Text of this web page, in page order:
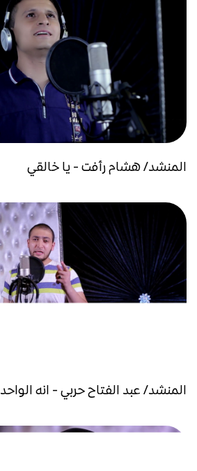
المنشد/ هشام رأفت - يا خالقي
المنشد/ عبد الفتاح حربي - انه الواحد